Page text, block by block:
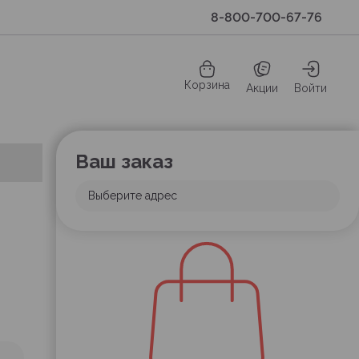
8-800-700-67-76
Корзина Акции Войти
Ваш заказ
Выберите адрес